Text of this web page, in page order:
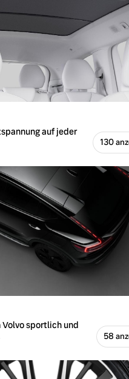
auf jeder
130
Volvo sportlich und
58